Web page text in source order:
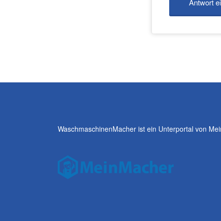
WaschmaschinenMacher ist ein Unterportal von